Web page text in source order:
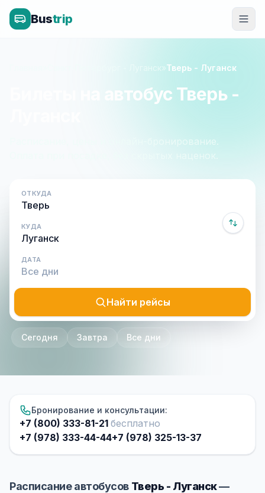
Bustrip
Санкт-Петербург - Луганск»Тверь - Луганск
Билеты на автобус Тверь -
Расписание, цены и онлайн-бронирование.
Оплата при посадке, без скрытых наценок.
ОТКУДА
КУДА
ДАТА
Найти рейсы
Сегодня Завтра Все дни
Бронирование и консультации:
+7 (800) 333-81-21 бесплатно
+7 (978) 333-44-44+7 (978) 325-13-37
Расписание автобусов Тверь - Луганск—